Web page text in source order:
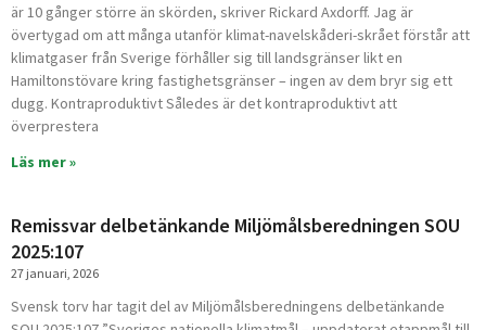
är 10 gånger större än skörden, skriver Rickard Axdorff. Jag är
övertygad om att många utanför klimat-navelskåderi-skrået förstår att
klimatgaser från Sverige förhåller sig till landsgränser likt en
Hamiltonstövare kring fastighetsgränser – ingen av dem bryr sig ett
dugg. Kontraproduktivt Således är det kontraproduktivt att
överprestera
Läs mer »
Remissvar delbetänkande Miljömålsberedningen SOU
2025:107
27 januari, 2026
Svensk torv har tagit del av Miljömålsberedningens delbetänkande